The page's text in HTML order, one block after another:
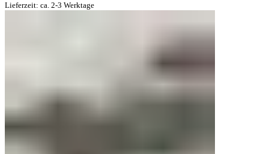
Lieferzeit: ca. 2-3 Werktage